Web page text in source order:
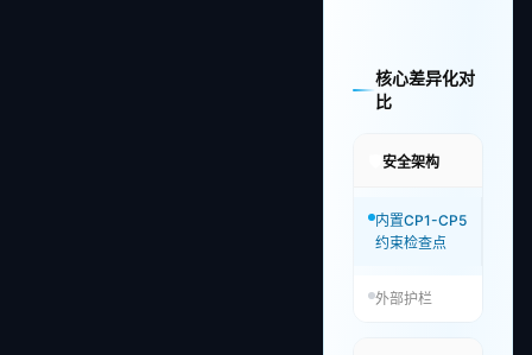
核心差异化对
比
安全架构
内置CP1-CP5
约束检查点
外部护栏